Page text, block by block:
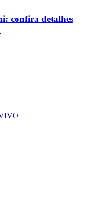
confira detalhes